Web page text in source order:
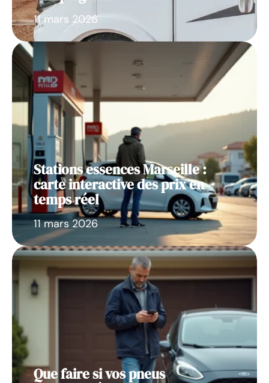
11 mars 2026
Stations essences Marseille :
carte interactive des prix en
temps réel
11 mars 2026
Que faire si vos pneus